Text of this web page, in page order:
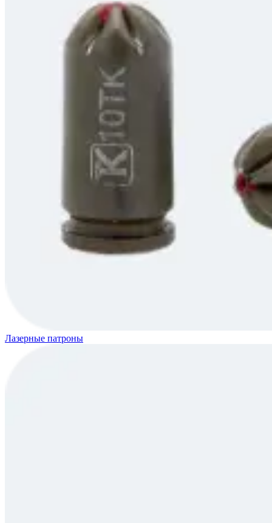
Лазерные патроны